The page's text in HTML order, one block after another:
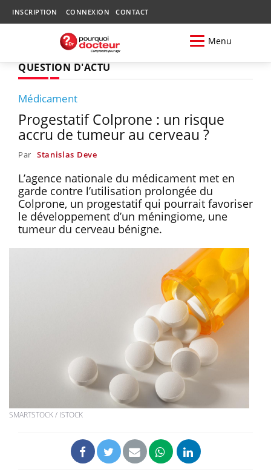
INSCRIPTION CONNEXION CONTACT
Menu
QUESTION D'ACTU
Médicament
Progestatif Colprone : un risque
accru de tumeur au cerveau ?
Par Stanislas Deve
L’agence nationale du médicament met en
garde contre l’utilisation prolongée du
Colprone, un progestatif qui pourrait favoriser
le développement d’un méningiome, une
tumeur du cerveau bénigne.
SMARTSTOCK / ISTOCK